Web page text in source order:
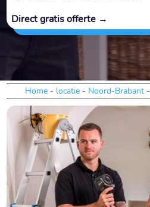
Direct gratis offerte →
Home- locatie- Noord-Brabant-